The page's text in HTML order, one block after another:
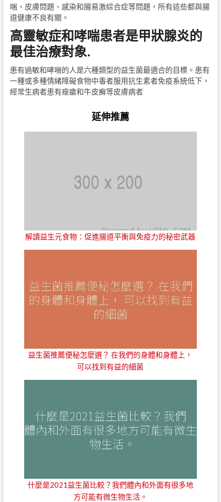
喘、皮膚問題、感染和腸易激綜合症等問題，所有這些都與腸
道健康不良有關。
高靈敏症和哮喘患者是甲狀腺炎的
最佳治療對象.
患有過敏和哮喘的人是六種類型的益生菌最適合的目標。患有
一種或多種情緒障礙食物中毒者服用抗生素者免疫系統低下，
經常生病者患有痤瘡和牛皮癬等皮膚病者
延伸推薦
解讀益生元食物：促進腸道平衡與免疫力的秘密武器
益生菌推薦便秘怎麼選？ 在我們的身體和身體上，
可以找到有益的細菌
什麼是2021益生菌比較？我們體內和外面有很多地
方可能有微生物生活。